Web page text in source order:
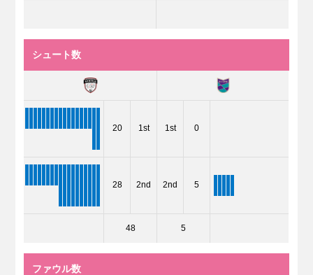
シュート数
20 1st 1st 0
28 2nd 2nd 5
48 5
ファウル数